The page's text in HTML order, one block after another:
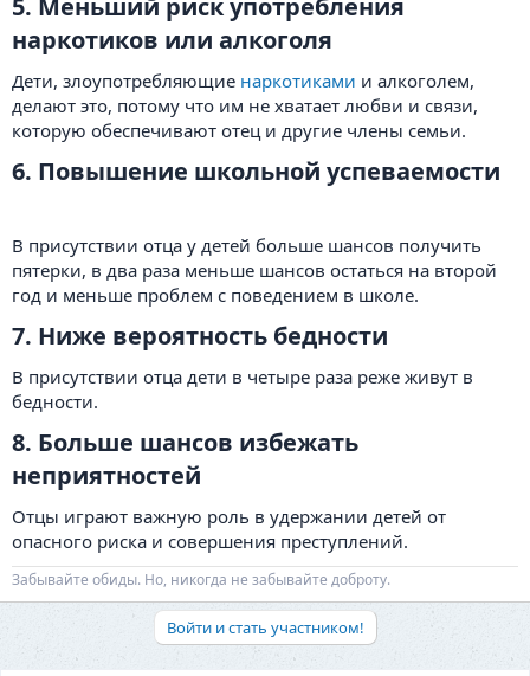
5. Меньший риск употребления
наркотиков или алкоголя​
Дети, злоупотребляющие наркотиками и алкоголем,
делают это, потому что им не хватает любви и связи,
которую обеспечивают отец и другие члены семьи.
6. Повышение школьной успеваемости​
В присутствии отца у детей больше шансов получить
пятерки, в два раза меньше шансов остаться на второй
год и меньше проблем с поведением в школе.
7. Ниже вероятность бедности​
В присутствии отца дети в четыре раза реже живут в
бедности.
8. Больше шансов избежать
неприятностей​
Отцы играют важную роль в удержании детей от
опасного риска и совершения преступлений.
Забывайте обиды. Но, никогда не забывайте доброту.
Войти и стать участником!